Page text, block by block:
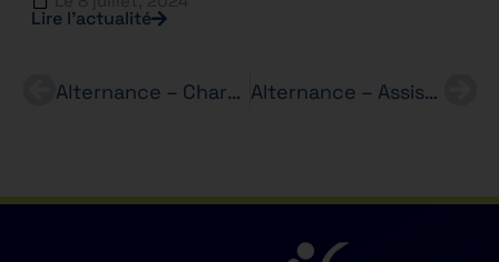
Lire l’actualité
Alternance – Chargé(e) de recrutement – AUCHAN – Bachelor RH en 3 ans Alternance – Assistant(e) Chargé(e) de recrutement (H/F) – ZARA – Bachelor RH en 3 ans